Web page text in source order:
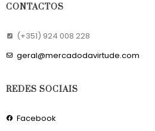
CONTACTOS
(+351) 924 008 228
geral@mercadodavirtude.com
REDES SOCIAIS
Facebook